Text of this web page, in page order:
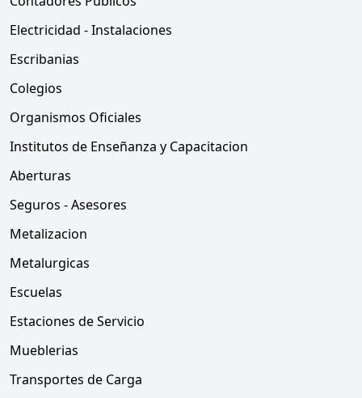
Electricidad - Instalaciones
Escribanias
Colegios
Organismos Oficiales
Institutos de Enseñanza y Capacitacion
Aberturas
Seguros - Asesores
Metalizacion
Metalurgicas
Escuelas
Estaciones de Servicio
Mueblerias
Transportes de Carga